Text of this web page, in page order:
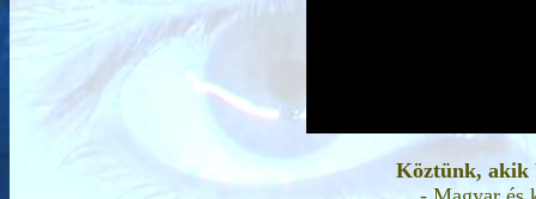
Köztünk, akik